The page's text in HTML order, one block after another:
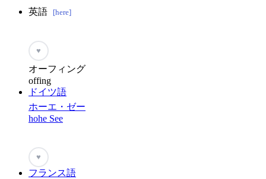
英語 [here]
♥
オーフィング
offing
ドイツ語
ホーエ・ゼー
hohe See
♥
フランス語